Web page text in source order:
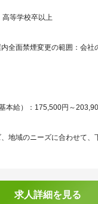
等学校卒以上
全面禁煙変更の範囲：会社
本給）：175,500円～
地域のニーズに合わせて、
求人詳細を見る